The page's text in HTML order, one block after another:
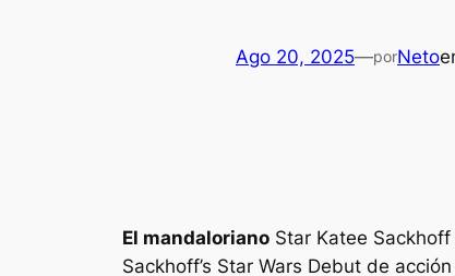
Ago 20, 2025—porNeto
El mandaloriano Star Katee
Sackhoff’s Star Wars Debut de